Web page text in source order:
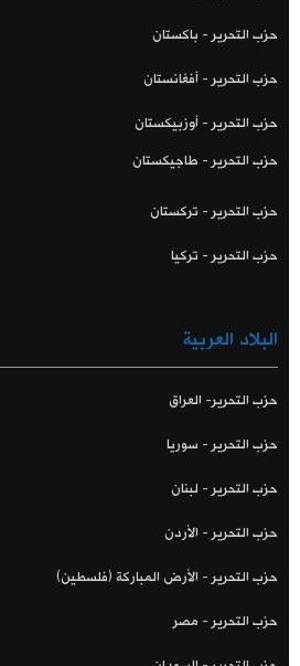
حزب التحرير - باكستان
حزب التحرير - أفغانستان
حزب التحرير - أوزبيكستان
حزب التحرير - طاجيكستان
حزب التحرير - تركستان
حزب التحرير - تركيا
البلاد العربية
حزب التحرير- العراق
حزب التحرير - سوريا
حزب التحرير - لبنان
حزب التحرير - الأردن
حزب التحرير - الأرض المباركة (فلسطين)
حزب التحرير - مصر